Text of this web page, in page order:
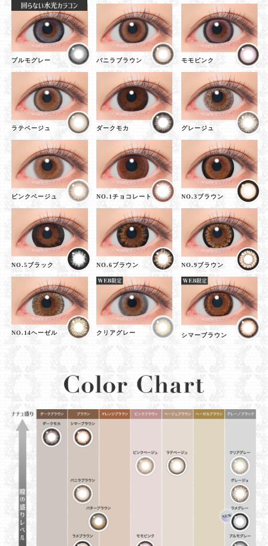
プルモグレー バニラブラウン モモピンク
ラテベージュ ダークモカ グレージュ
ピンクベージュ NO.1チョコレート NO.3ブラウン
NO.5ブラック NO.6ブラウン NO.9ブラウン
NO.14ヘーゼル クリアグレー シマーブラウン